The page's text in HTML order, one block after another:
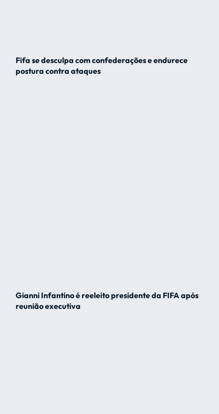
Fifa se desculpa com confederações e endurece
postura contra ataques
Gianni Infantino é reeleito presidente da FIFA após
reunião executiva